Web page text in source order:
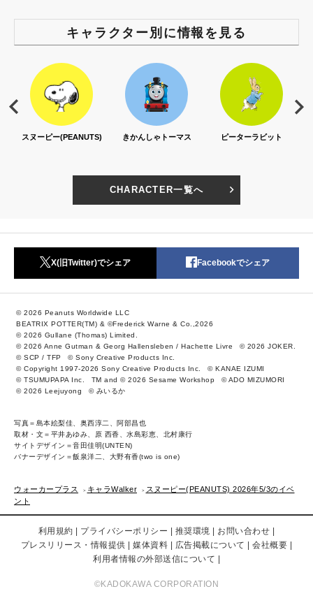
キャラクター別に情報を見る
スヌーピー(PEANUTS) きかんしゃトーマス ピーターラビット
CHARACTER一覧へ
X(旧Twitter)でシェア Facebookでシェア
© 2026 Peanuts Worldwide LLC
BEATRIX POTTER(TM) & ©Frederick Warne & Co.,2026
© 2026 Gullane (Thomas) Limited.
© 2026 Anne Gutman & Georg Hallensleben / Hachette Livre
© 2026 JOKER.
© SCP / TFP
© Sony Creative Products Inc.
© Copyright 1997-2026 Sony Creative Products Inc.
© KANAE IZUMI
© TSUMUPAPA Inc.
TM and © 2026 Sesame Workshop
© ADO MIZUMORI
© 2026 Leejuyong
© みいるか
写真＝島本絵梨佳、奥西淳二、阿部昌也
取材・文＝平井あゆみ、原 西香、水島彩恵、北村康行
サイトデザイン＝音田佳明(UNTEN)
バナーデザイン＝飯泉洋二、大野有香(two is one)
ウォーカープラス キャラWalker
スヌーピー(PEANUTS) 2026年5/3のイベ
ント
利用規約 プライバシーポリシー 推奨環境
お問い合わせ
プレスリリース・情報提供
媒体資料 広告掲載について
会社概要
利用者情報の外部送信について
©KADOKAWA CORPORATION